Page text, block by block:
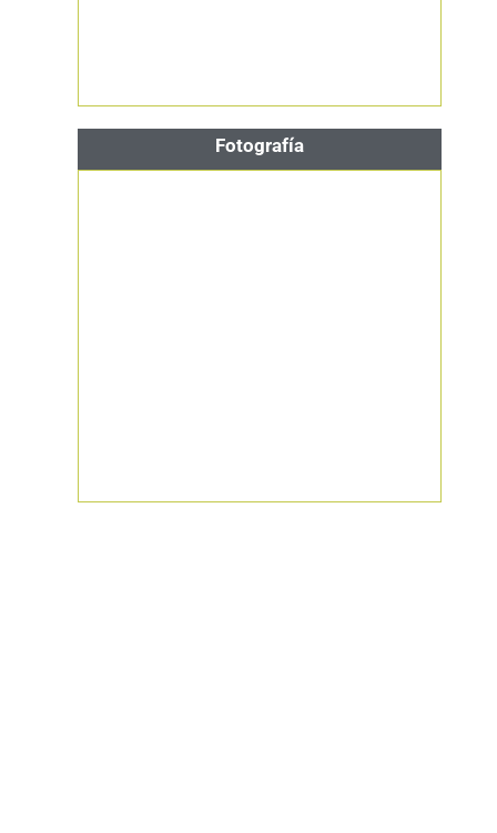
Fotografía